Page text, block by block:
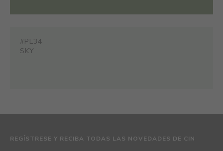
#PL34
SKY
REGÍSTRESE Y RECIBA TODAS LAS NOVEDADES DE CIN